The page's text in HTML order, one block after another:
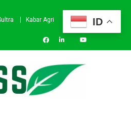
Kabar Agri ID